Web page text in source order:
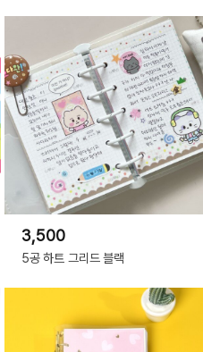
3,500
5공 하트 그리드 블랙